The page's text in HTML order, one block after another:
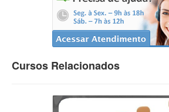
Cursos Relacionados